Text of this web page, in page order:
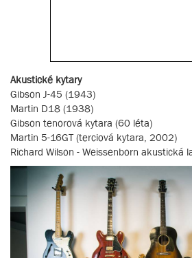
Akustické kytary
Gibson J-45 (1943)
Martin D18 (1938)
Gibson tenorová kytara (60 léta)
Martin 5-16GT (terciová kytara, 2002)
Richard Wilson - Weissenborn akustická